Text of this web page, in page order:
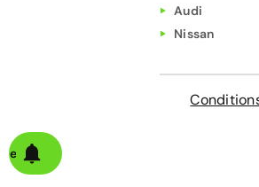
Audi
Nissan